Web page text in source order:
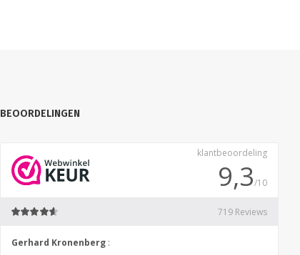
BEOORDELINGEN